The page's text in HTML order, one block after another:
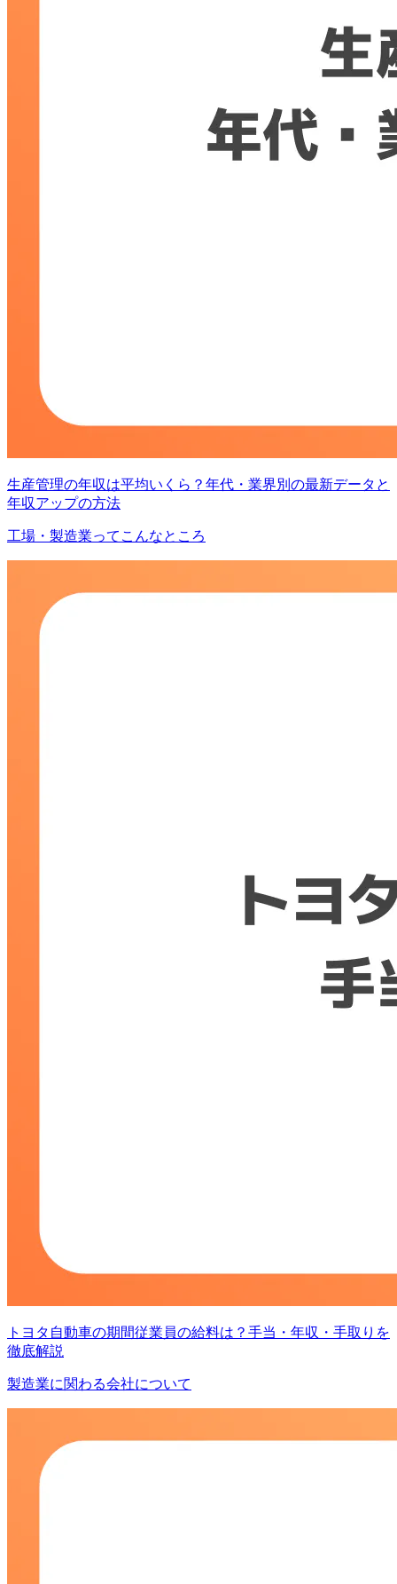
生産管理の年収は平均いくら？年代・業界別の最新データと
年収アップの方法
工場・製造業ってこんなところ
トヨタ自動車の期間従業員の給料は？手当・年収・手取りを
徹底解説
製造業に関わる会社について